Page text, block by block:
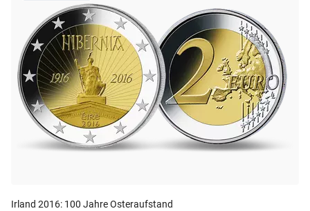
Irland 2016: 100 Jahre Osteraufstand